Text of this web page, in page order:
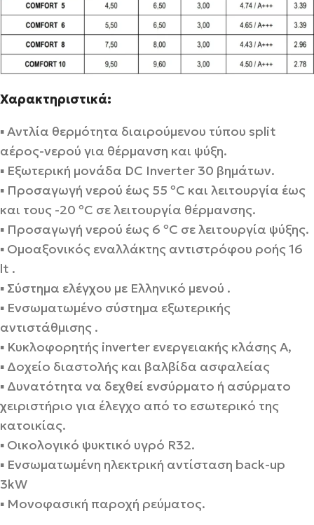
Χαρακτηριστικά:
▪ Αντλία θερμότητα διαιρούμενου τύπου split
αέρος-νερού για θέρμανση και ψύξη.
▪ Εξωτερική μονάδα DC Inverter 30 βημάτων.
▪ Προσαγωγή νερού έως 55 ºC και λειτουργία έως
και τους -20 ºC σε λειτουργία θέρμανσης.
▪ Προσαγωγή νερού έως 6 ºC σε λειτουργία ψύξης.
▪ Ομοαξονικός εναλλάκτης αντιστρόφου ροής 16
lt .
▪ Σύστημα ελέγχου με Ελληνικό μενού .
▪ Ενσωματωμένο σύστημα εξωτερικής
αντιστάθμισης .
▪ Κυκλοφορητής inverter ενεργειακής κλάσης Α,
▪ Δοχείο διαστολής και βαλβίδα ασφαλείας
▪ Δυνατότητα να δεχθεί ενσύρματο ή ασύρματο
χειριστήριο για έλεγχο από το εσωτερικό της
κατοικίας.
▪ Οικολογικό ψυκτικό υγρό R32.
▪ Ενσωματωμένη ηλεκτρική αντίσταση back-up
3kW
▪ Μονοφασική παροχή ρεύματος.